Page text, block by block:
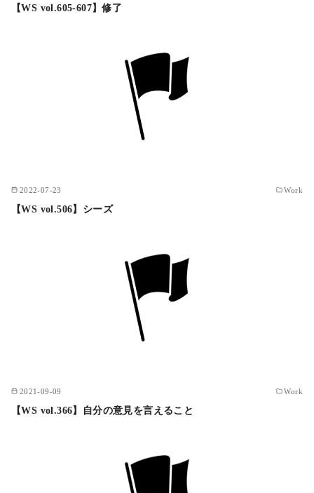
【WS vol.605-607】修了
2022-07-23 Work
【WS vol.506】シーズ
2021-09-09 Work
【WS vol.366】自分の意見を言えること